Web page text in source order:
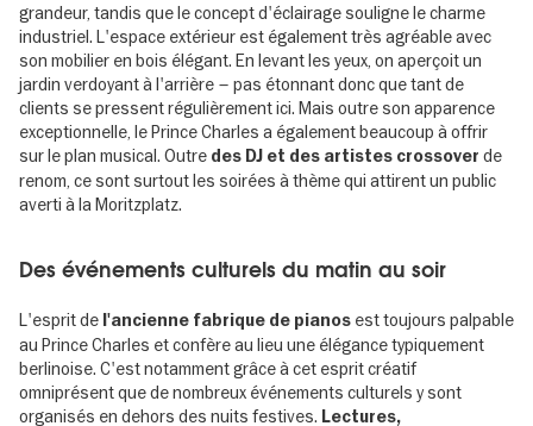
grandeur, tandis que le concept d'éclairage souligne le charme
industriel. L'espace extérieur est également très agréable avec
son mobilier en bois élégant. En levant les yeux, on aperçoit un
jardin verdoyant à l'arrière – pas étonnant donc que tant de
clients se pressent régulièrement ici. Mais outre son apparence
exceptionnelle, le Prince Charles a également beaucoup à offrir
sur le plan musical. Outre des DJ et des artistes crossover de
renom, ce sont surtout les soirées à thème qui attirent un public
averti à la Moritzplatz.
Des événements culturels du matin au soir
L'esprit de l'ancienne fabrique de pianos est toujours palpable
au Prince Charles et confère au lieu une élégance typiquement
berlinoise. C'est notamment grâce à cet esprit créatif
omniprésent que de nombreux événements culturels y sont
organisés en dehors des nuits festives. Lectures,